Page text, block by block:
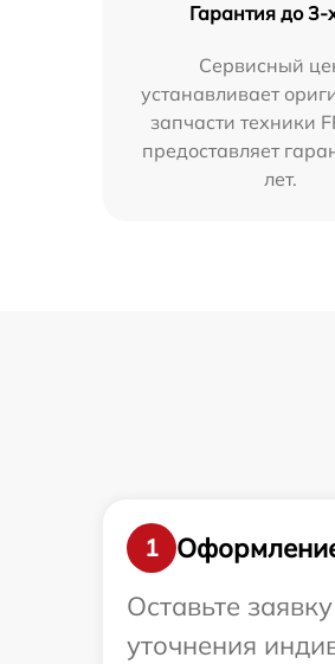
Гарантия до 3-
Сервисный
устанавливает
запчасти техники
предоставляет
лет.
1
Оставьте
уточнения